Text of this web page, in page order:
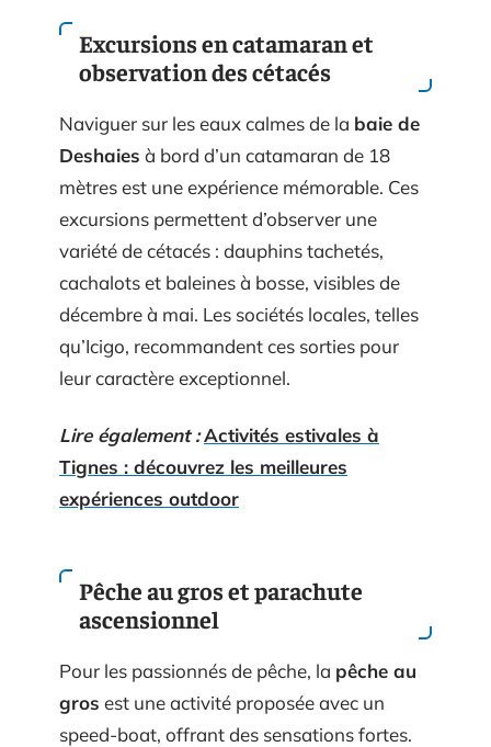
Excursions en catamaran et
observation des cétacés
Naviguer sur les eaux calmes de la baie de
Deshaies à bord d’un catamaran de 18
mètres est une expérience mémorable. Ces
excursions permettent d’observer une
variété de cétacés : dauphins tachetés,
cachalots et baleines à bosse, visibles de
décembre à mai. Les sociétés locales, telles
qu’Icigo, recommandent ces sorties pour
leur caractère exceptionnel.
Lire également :Activités estivales à
Tignes : découvrez les meilleures
expériences outdoor
Pêche au gros et parachute
ascensionnel
Pour les passionnés de pêche, la pêche au
gros est une activité proposée avec un
speed-boat, offrant des sensations fortes.